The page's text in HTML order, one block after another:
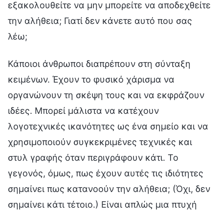
εξακολουθείτε να μην μπορείτε να αποδεχθείτε
την αλήθεια; Γιατί δεν κάνετε αυτό που σας
λέω;
Κάποιοι άνθρωποι διαπρέπουν στη σύνταξη
κειμένων. Έχουν το φυσικό χάρισμα να
οργανώνουν τη σκέψη τους και να εκφράζουν
ιδέες. Μπορεί μάλιστα να κατέχουν
λογοτεχνικές ικανότητες ως ένα σημείο και να
χρησιμοποιούν συγκεκριμένες τεχνικές και
στυλ γραφής όταν περιγράφουν κάτι. Το
γεγονός, όμως, πως έχουν αυτές τις ιδιότητες
σημαίνει πως κατανοούν την αλήθεια; (Όχι, δεν
σημαίνει κάτι τέτοιο.) Είναι απλώς μια πτυχή